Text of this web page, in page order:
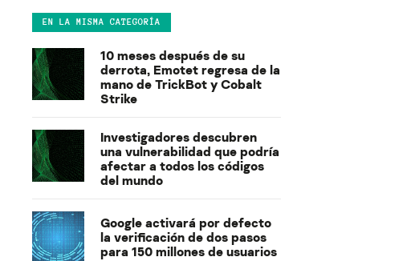
EN LA MISMA CATEGORÍA
10 meses después de su
derrota, Emotet regresa de la
mano de TrickBot y Cobalt
Strike
Investigadores descubren
una vulnerabilidad que podría
afectar a todos los códigos
del mundo
Google activará por defecto
la verificación de dos pasos
para 150 millones de usuarios